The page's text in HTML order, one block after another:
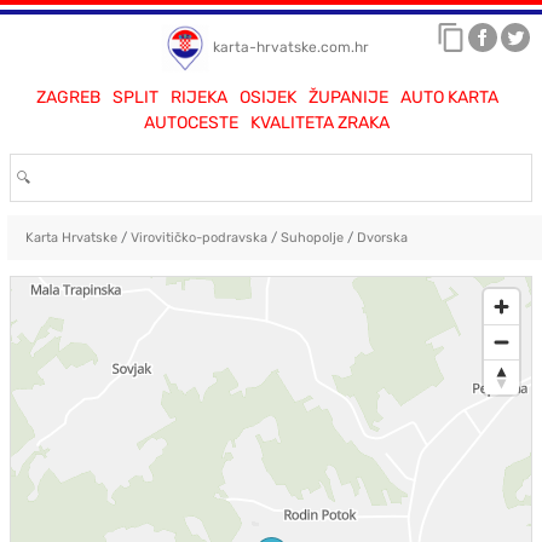
karta-hrvatske.com.hr
ZAGREB SPLIT RIJEKA OSIJEK ŽUPANIJE
AUTO KARTA
AUTOCESTE
KVALITETA ZRAKA
Karta Hrvatske/ Virovitičko-podravska/ Suhopolje/ Dvorska